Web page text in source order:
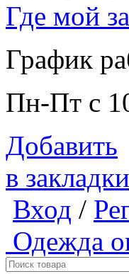
Где мой
График
Пн-Пт с
Добавить
в закладки
Вход /
Одежда